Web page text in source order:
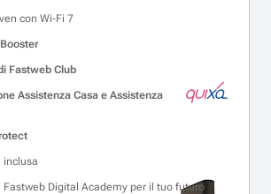
con Wi‑Fi 7
Fastweb Club
Assistenza Casa e Assistenza
inclusa
Fastweb Digital Academy per il tuo futuro